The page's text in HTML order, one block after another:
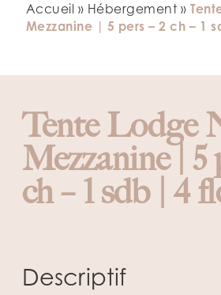
Accueil » Hébergement »
Mezzanine | 5 pers – 2 ch – 1
Tente Lodge
Mezzanine | 5
ch – 1 sdb | 4
Descriptif